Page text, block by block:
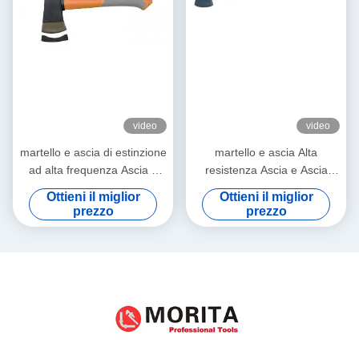
video
martello e ascia di estinzione
ad alta frequenza Ascia e
ascia con albero in fibra di
vetro BS 2945
Ottieni il miglior
prezzo
video
martello e ascia Alta
resistenza Ascia e Ascia
Maniglia in fibra di vetro
durevole facile utilizzo
Ottieni il miglior
prezzo